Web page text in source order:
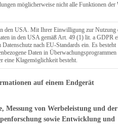
Suche
möglicherweise nicht alle Funktionen der
den USA. Mit Ihrer Einwilligung zur Nutzung
in den USA gemäß Art. 49 (1) lit. a GDPR
nach EU-Standards ein. Es besteht
Daten in Überwachungsprogrammen
eine Klagemöglichkeit besteht.
des IAB Transparency and
auf einem Endgerät
Messung von Werbeleistung und der
sowie Entwicklung und